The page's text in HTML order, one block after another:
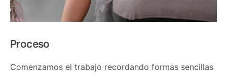
Proceso
Comenzamos el trabajo recordando formas sencillas